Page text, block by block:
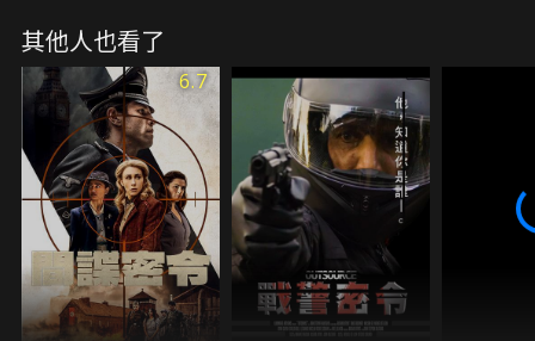
威脅，更要在險惡環境中堅持到底。
其他人也看了
6.7